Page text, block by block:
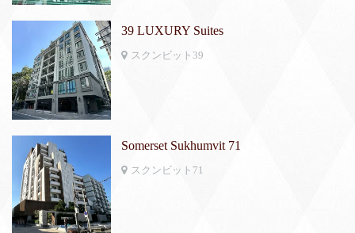
39 LUXURY Suites
スクンビット39
Somerset Sukhumvit 71
スクンビット71